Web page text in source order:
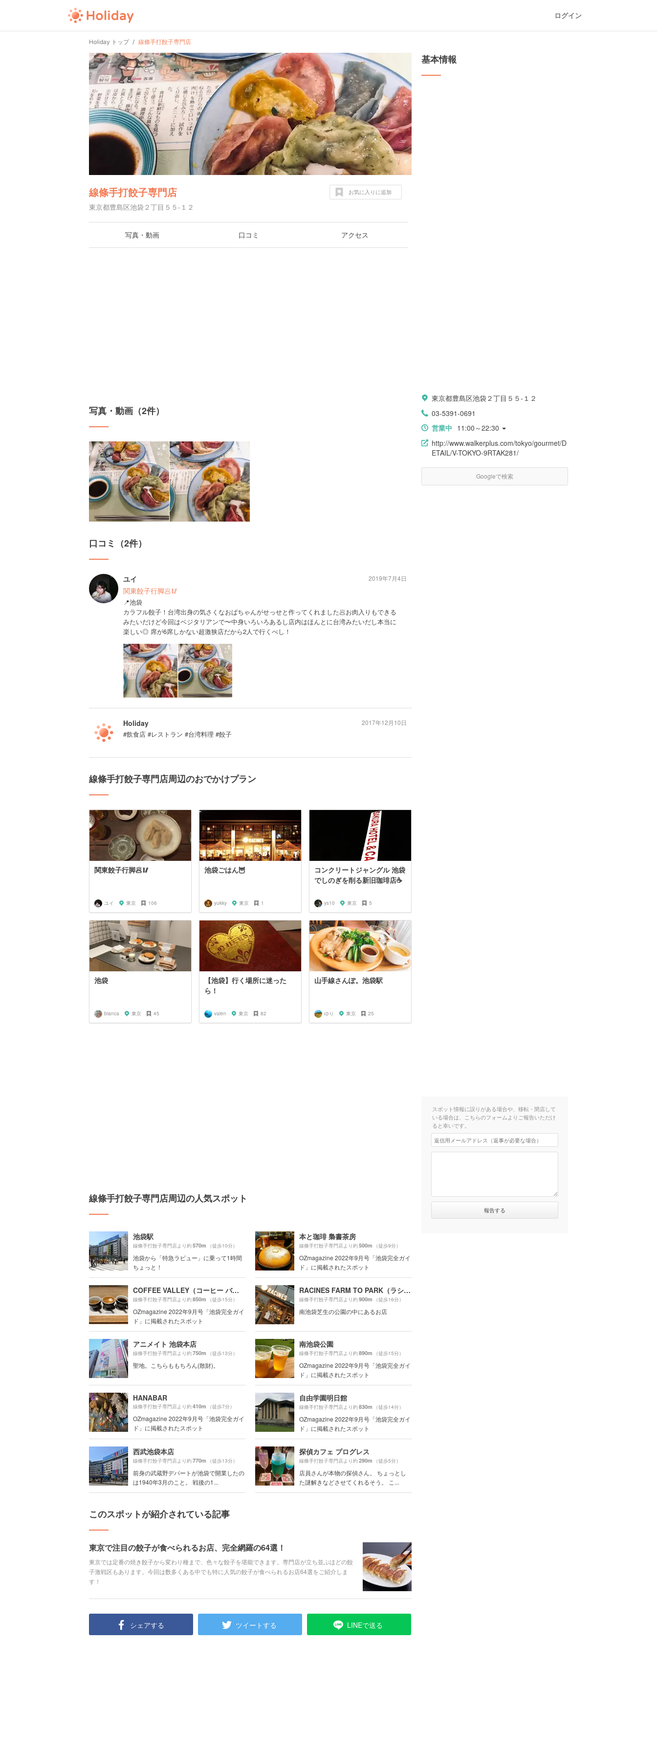
ログイン
Holiday トップ 線條手打餃子専門店
線條手打餃子専門店
東京都豊島区池袋２丁目５５-１２
お気に入りに追加
写真・動画 口コミ アクセス
写真・動画（2件）
口コミ（2件）
ユイ
関東餃子行脚🥟🥢
📍池袋
カラフル餃子！台湾出身の気さくなおばちゃんがせっせと作ってくれました🥟お肉入りもできる
みたいだけど今回はベジタリアンで〜中身いろいろあるし店内はほんとに台湾みたいだし本当に
楽しい◎ 席が6席しかない超激狭店だから2人で行くべし！
2019年7月4日
Holiday
#飲食店 #レストラン #台湾料理 #餃子
2017年12月10日
線條手打餃子専門店周辺のおでかけプラン
関東餃子行脚🥟🥢
ユイ 東京 106
池袋ごはん🦉
yukky 東京 1
コンクリートジャングル 池袋
でしのぎを削る新旧珈琲店☕️
ys10 東京 5
池袋
bianca 東京 45
【池袋】行く場所に迷った
ら！
valen 東京 82
山手線さんぽ。池袋駅
ゆり 東京 25
線條手打餃子専門店周辺の人気スポット
池袋駅
線條手打餃子専門店より約570m （徒歩10分）
池袋から「特急ラビュー」に乗って1時間
ちょっと！
本と珈琲 梟書茶房
線條手打餃子専門店より約500m （徒歩9分）
OZmagazine 2022年9月号「池袋完全ガイ
ド」に掲載されたスポット
COFFEE VALLEY（コーヒー バレー）
線條手打餃子専門店より約850m （徒歩15分）
OZmagazine 2022年9月号「池袋完全ガイ
ド」に掲載されたスポット
RACINES FARM TO PARK（ラシーヌ ファーム トゥー パーク）
線條手打餃子専門店より約900m （徒歩16分）
南池袋芝生の公園の中にあるお店
アニメイト 池袋本店
線條手打餃子専門店より約750m （徒歩13分）
聖地。こちらももちろん(散財)。
南池袋公園
線條手打餃子専門店より約890m （徒歩15分）
OZmagazine 2022年9月号「池袋完全ガイ
ド」に掲載されたスポット
HANABAR
線條手打餃子専門店より約410m （徒歩7分）
OZmagazine 2022年9月号「池袋完全ガイ
ド」に掲載されたスポット
自由学園明日館
線條手打餃子専門店より約830m （徒歩14分）
OZmagazine 2022年9月号「池袋完全ガイ
ド」に掲載されたスポット
西武池袋本店
線條手打餃子専門店より約770m （徒歩13分）
前身の武蔵野デパートが池袋で開業したの
は1940年3月のこと。 戦後の1...
探偵カフェ プログレス
線條手打餃子専門店より約290m （徒歩5分）
店員さんが本物の探偵さん。 ちょっとし
た謎解きなどさせてくれるそう。 こ...
このスポットが紹介されている記事
東京で注目の餃子が食べられるお店、完全網羅の64選！
東京では定番の焼き餃子から変わり種まで、色々な餃子を堪能できます。専門店が立ち並ぶほどの餃
子激戦区もあります。今回は数多くある中でも特に人気の餃子が食べられるお店64選をご紹介しま
す！
シェアする ツイートする LINEで送る
基本情報
東京都豊島区池袋２丁目５５-１２
03-5391-0691
営業中 11:00～22:30
http://www.walkerplus.com/tokyo/gourmet/D
ETAIL/V-TOKYO-9RTAK281/
Googleで検索
スポット情報に誤りがある場合や、移転・閉店して
いる場合は、こちらのフォームよりご報告いただけ
ると幸いです。